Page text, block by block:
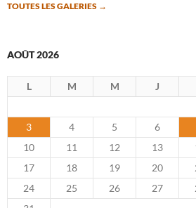
TOUTES LES GALERIES →
AOÛT 2026
L M M J
3
4 5 6
10
11 12 13
17
18 19 20
24
25 26 27